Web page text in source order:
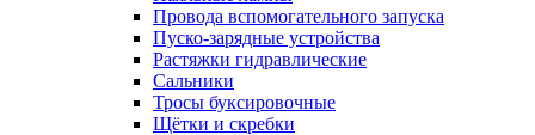
Провода вспомогательного запуска
Пуско-зарядные устройства
Растяжки гидравлические
Сальники
Тросы буксировочные
Щётки и скребки